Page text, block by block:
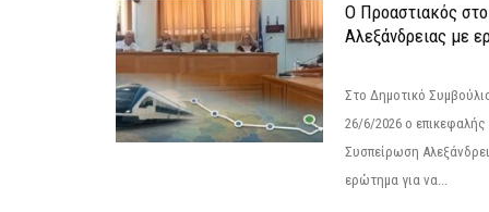
Ο Προαστιακός
Αλεξάνδρειας με
Στο Δημοτικό
26/6/2026 ο
Συσπείρωση
ερώτημα για να...